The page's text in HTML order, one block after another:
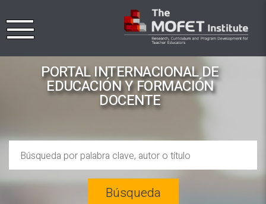
PORTAL INTERNACIONAL DE
EDUCACIÓN Y FORMACIÓN
DOCENTE
Búsqueda